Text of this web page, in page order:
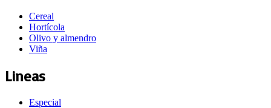
Cereal
Hortícola
Olivo y almendro
Viña
Lineas
Especial